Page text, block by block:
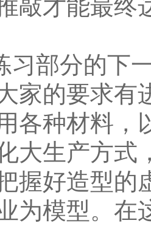
敲才能最终
习部分的下
家的要求有
各种材料，
大生产方式
握好造型的
为模型。在